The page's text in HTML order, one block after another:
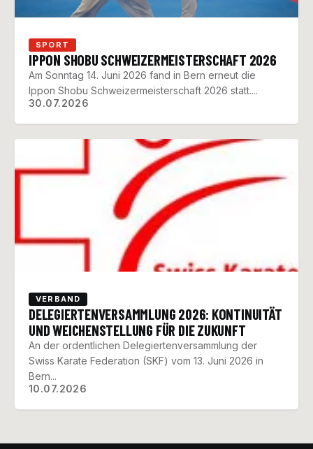
SPORT
30.07.2026
IPPON SHOBU SCHWEIZERMEISTERSCHAFT 2026
Am Sonntag 14. Juni 2026 fand in Bern erneut die
Ippon Shobu Schweizermeisterschaft 2026 statt....
VERBAND
10.07.2026
DELEGIERTENVERSAMMLUNG 2026: KONTINUITÄT
UND WEICHENSTELLUNG FÜR DIE ZUKUNFT
An der ordentlichen Delegiertenversammlung der
Swiss Karate Federation (SKF) vom 13. Juni 2026 in
Bern...